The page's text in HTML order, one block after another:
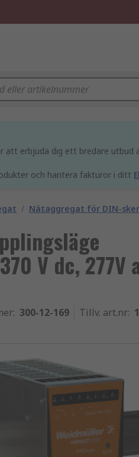
att erbjuda dig ett bredare
och hantera fakturor i ditt
/ Nätaggregat för DIN-
V dc, 277V
: 300-12-169 Tillv. art.nr: